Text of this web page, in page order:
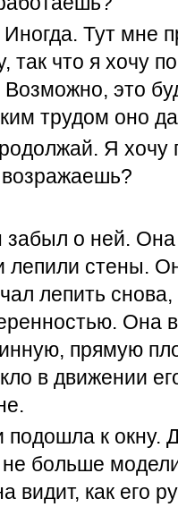
Иногда. Тут мне
так что я хочу
это
трудом оно
Я хочу
забыл о ней. Она
лепили стены.
лепить
Она
прямую
в движении
к окну.
больше
видит, как его